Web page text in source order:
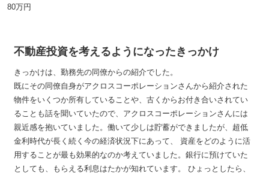
80万円
不動産投資を考えるようになったきっかけ
きっかけは、勤務先の同僚からの紹介でした。
既にその同僚自身がアクロスコーポレーションさんから紹介された
物件をいくつか所有していることや、古くからお付き合いされてい
ることも話を聞いていたので、アクロスコーポレーションさんには
親近感を抱いていました。働いて少しは貯蓄ができましたが、超低
金利時代が長く続く今の経済状況下にあって、 資産をどのように活
用することが最も効果的なのか考えていました。銀行に預けていた
としても、もらえる利息はたかが知れています。 ひょっとしたら、